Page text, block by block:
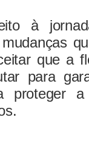
à
que a
para
proteger